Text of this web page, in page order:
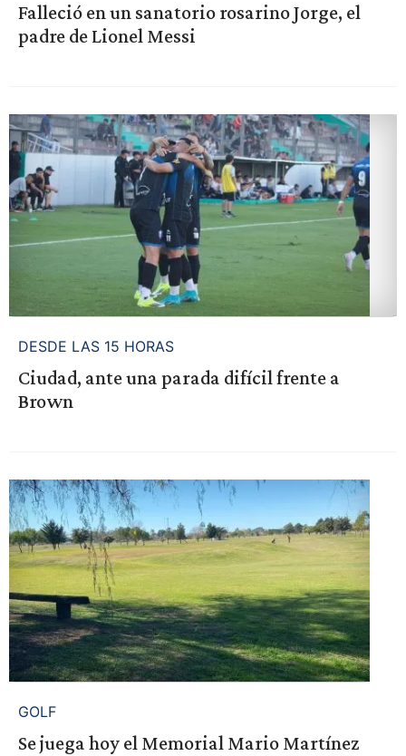
Falleció en un sanatorio rosarino Jorge, el
padre de Lionel Messi
DESDE LAS 15 HORAS
Ciudad, ante una parada difícil frente a
Brown
GOLF
Se juega hoy el Memorial Mario Martínez